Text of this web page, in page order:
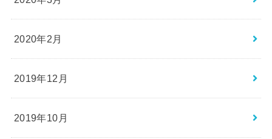
2020年2月
2019年12月
2019年10月